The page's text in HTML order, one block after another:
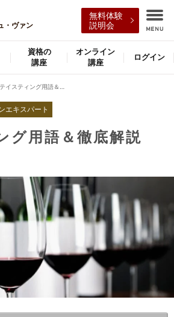
・ヴァン
無料体験
説明会
資格の
講座
オンライン
講座
ログイン
エキスパート
グ用語＆徹底解説